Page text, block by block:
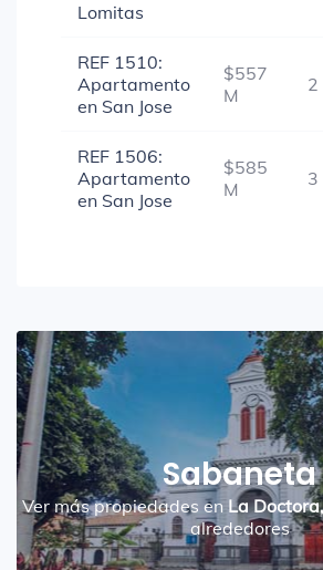
Lomitas
REF 1510:
Apartamento
en San Jose
$557
M
2
REF 1506:
Apartamento
en San Jose
$585
M
3
Sabaneta
Ver más propiedades enLa
alrededores